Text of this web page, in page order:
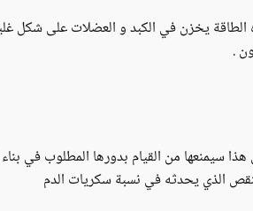
الطاقة يخزن في الكبد و العضلات على شكل
.
سيمنعها من القيام بدورها المطلوب في
الذي يحدثه في نسبة سكريات الدم